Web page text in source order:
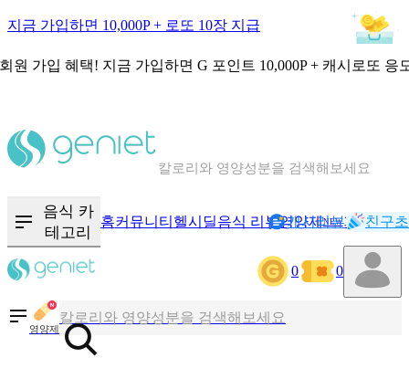
지금 가입하면 10,000P + 로또 10장 지급
원 가입 혜택! 지금 가입하면 G 포인트 10,000P + 캐시로또 응
음식 · 영양제 리뷰를 찾아보세요
음식 카
테고리
홈커뮤니티 헬시딜음식 리뷰영양제NEW기록
캐시리뷰 친구
0 0
영양제
칼로리와 영양성분을 검색해보세요
혈당 · 다이어트 음식 검색해보세요